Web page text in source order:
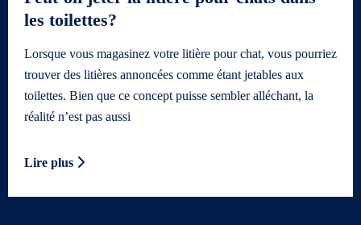
les toilettes?
Lorsque vous magasinez votre litière pour chat, vous pourriez
trouver des litières annoncées comme étant jetables aux
toilettes. Bien que ce concept puisse sembler alléchant, la
réalité n’est pas aussi
Lire plus